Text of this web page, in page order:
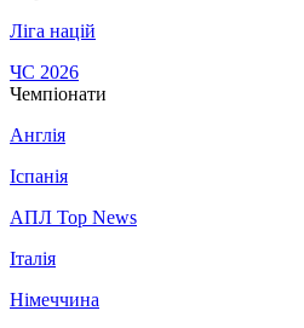
Ліга націй
ЧС 2026
Чемпіонати
Англія
Іспанія
АПЛ Top News
Італія
Німеччина